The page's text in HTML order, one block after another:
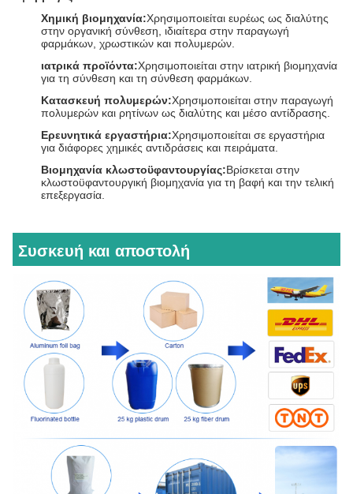
Χημική βιομηχανία:Χρησιμοποιείται ευρέως ως διαλύτης
στην οργανική σύνθεση, ιδιαίτερα στην παραγωγή
φαρμάκων, χρωστικών και πολυμερών.
ιατρικά προϊόντα:Χρησιμοποιείται στην ιατρική βιομηχανία
για τη σύνθεση και τη σύνθεση φαρμάκων.
Κατασκευή πολυμερών:Χρησιμοποιείται στην παραγωγή
πολυμερών και ρητίνων ως διαλύτης και μέσο αντίδρασης.
Ερευνητικά εργαστήρια:Χρησιμοποιείται σε εργαστήρια
για διάφορες χημικές αντιδράσεις και πειράματα.
Βιομηχανία κλωστοϋφαντουργίας:Βρίσκεται στην
κλωστοϋφαντουργική βιομηχανία για τη βαφή και την τελική
επεξεργασία.
Συσκευή και αποστολή